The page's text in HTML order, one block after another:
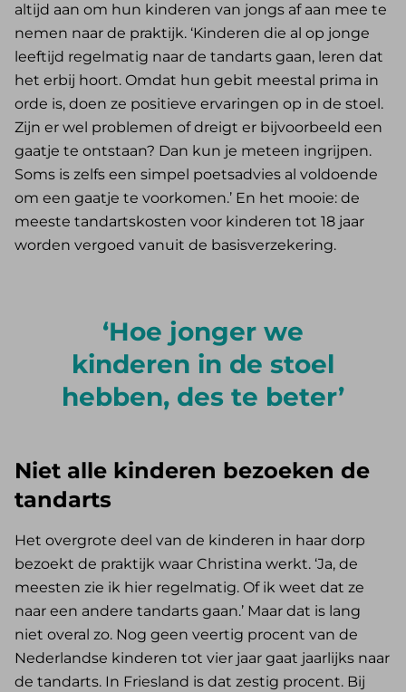
altijd aan om hun kinderen van jongs af aan mee te
nemen naar de praktijk. ‘Kinderen die al op jonge
leeftijd regelmatig naar de tandarts gaan, leren dat
het erbij hoort. Omdat hun gebit meestal prima in
orde is, doen ze positieve ervaringen op in de stoel.
Zijn er wel problemen of dreigt er bijvoorbeeld een
gaatje te ontstaan? Dan kun je meteen ingrijpen.
Soms is zelfs een simpel poetsadvies al voldoende
om een gaatje te voorkomen.’ En het mooie: de
meeste tandartskosten voor kinderen tot 18 jaar
worden vergoed vanuit de basisverzekering.
Hoe jonger we
kinderen in de stoel
hebben, des te beter
Niet alle kinderen bezoeken de
tandarts
Het overgrote deel van de kinderen in haar dorp
bezoekt de praktijk waar Christina werkt. ‘Ja, de
meesten zie ik hier regelmatig. Of ik weet dat ze
naar een andere tandarts gaan.’ Maar dat is lang
niet overal zo. Nog geen veertig procent van de
Nederlandse kinderen tot vier jaar gaat jaarlijks naar
de tandarts. In Friesland is dat zestig procent. Bij